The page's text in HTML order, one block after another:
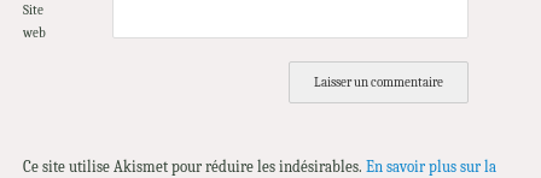
Site
web
Ce site utilise Akismet pour réduire les indésirables. En savoir plus sur la